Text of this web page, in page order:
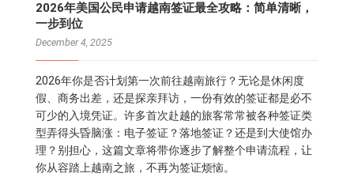
2026年美国公民申请越南签证最全攻略：简单清晰，
一步到位
December 4, 2025
2026年你是否计划第一次前往越南旅行？无论是休闲度
假、商务出差，还是探亲拜访，一份有效的签证都是必不
可少的入境凭证。许多首次赴越的旅客常常被各种签证类
型弄得头昏脑涨：电子签证？落地签证？还是到大使馆办
理？别担心，这篇文章将带你逐步了解整个申请流程，让
你从容踏上越南之旅，不再为签证烦恼。